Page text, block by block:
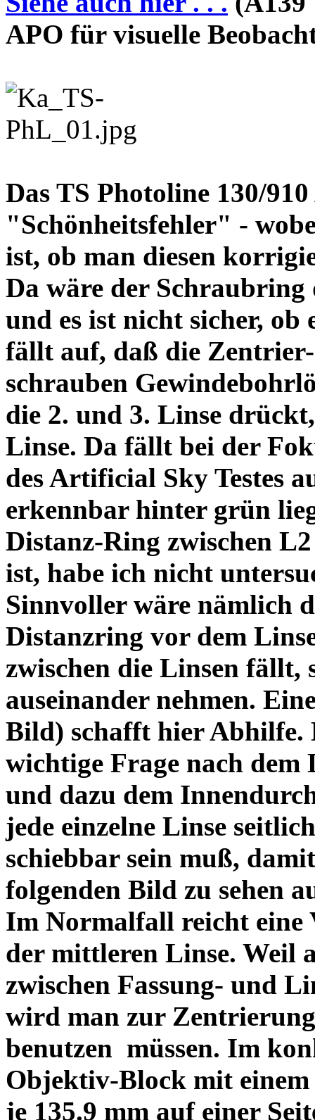
APO für visuelle
Das TS Photoline 130/
"Schönheitsfehler" -
ist, ob man diesen
Da wäre der
und es ist nicht sicher,
fällt auf, daß die Zentrier-
schrauben
die 2. und 3. Linse
Linse. Da fällt bei der
des Artificial Sky Testes
erkennbar hinter grün
Distanz-Ring zwischen
ist, habe ich nicht
Sinnvoller wäre nämlich
Distanzring vor dem
zwischen die Linsen fällt,
auseinander nehmen.
Bild) schafft hier Abhilfe.
wichtige Frage nach dem
und dazu dem
jede einzelne Linse
schiebbar sein muß,
folgenden Bild zu sehen
Im Normalfall reicht eine
der mittleren Linse. Weil
zwischen Fassung- und
wird man zur
benutzen müssen. Im
Objektiv-Block mit einem
je 135.9 mm auf einer